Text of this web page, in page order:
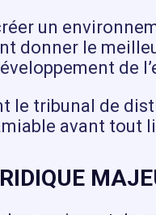
un
donner le
de
le tribunal de
avant tout